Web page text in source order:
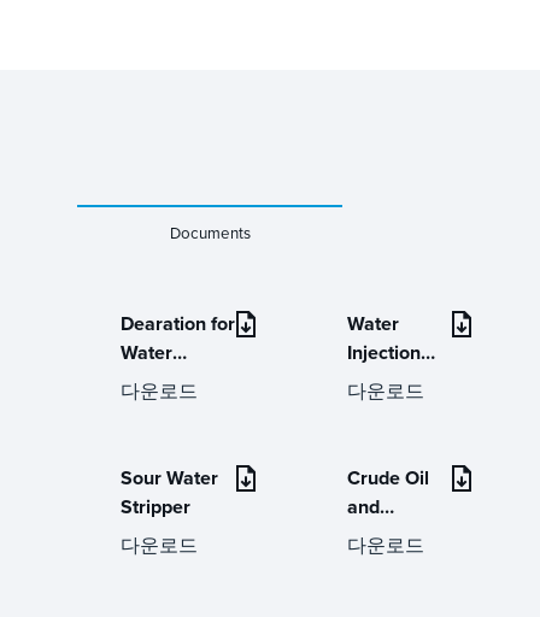
Documents
Dearation for
Water
Injection
다운로드
Water
Injection
Online
Technical
다운로드
Sour Water
Stripper
다운로드
Crude Oil
and
Condensate
Stabilisers
다운로드